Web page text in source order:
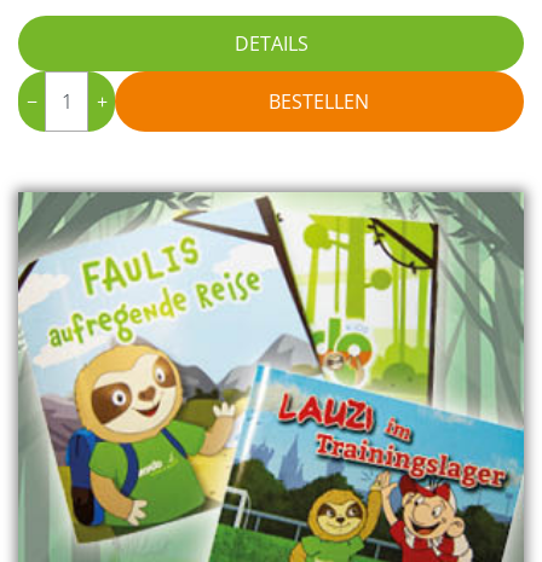
DETAILS
− + BESTELLEN